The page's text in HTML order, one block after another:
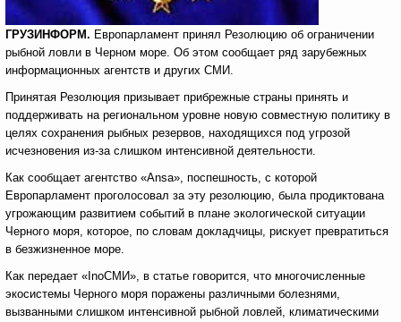
ГРУЗИНФОРМ. Европарламент принял Резолюцию об ограничении
рыбной ловли в Черном море. Об этом сообщает ряд зарубежных
информационных агентств и других СМИ.
Принятая Резолюция призывает прибрежные страны принять и
поддерживать на региональном уровне новую совместную политику в
целях сохранения рыбных резервов, находящихся под угрозой
исчезновения из-за слишком интенсивной деятельности.
Как сообщает агентство «Ansa», поспешность, с которой
Европарламент проголосовал за эту резолюцию, была продиктована
угрожающим развитием событий в плане экологической ситуации
Черного моря, которое, по словам докладчицы, рискует превратиться
в безжизненное море.
Как передает «InoСМИ», в статье говорится, что многочисленные
экосистемы Черного моря поражены различными болезнями,
вызванными слишком интенсивной рыбной ловлей, климатическими